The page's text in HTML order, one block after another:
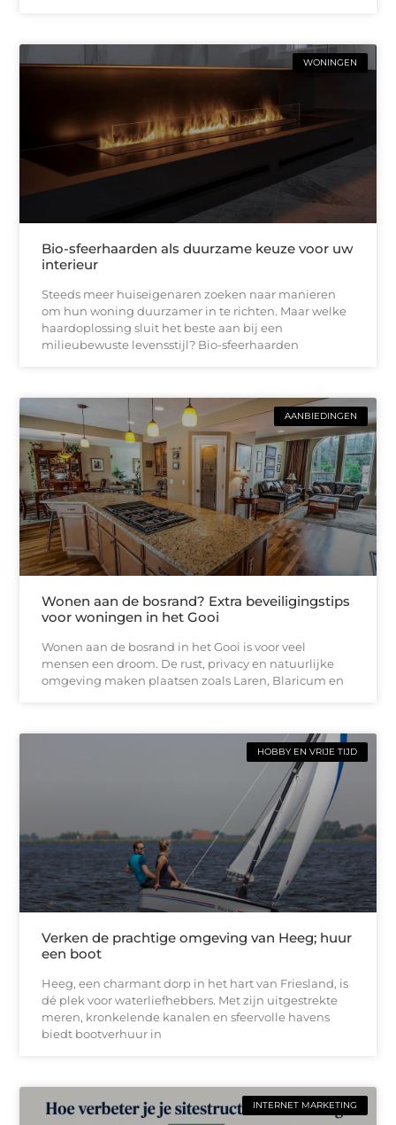
WONINGEN
Bio-sfeerhaarden als duurzame keuze voor uw
interieur
Steeds meer huiseigenaren zoeken naar manieren
om hun woning duurzamer in te richten. Maar welke
haardoplossing sluit het beste aan bij een
milieubewuste levensstijl? Bio-sfeerhaarden
AANBIEDINGEN
Wonen aan de bosrand? Extra beveiligingstips
voor woningen in het Gooi
Wonen aan de bosrand in het Gooi is voor veel
mensen een droom. De rust, privacy en natuurlijke
omgeving maken plaatsen zoals Laren, Blaricum en
HOBBY EN VRIJE TIJD
Verken de prachtige omgeving van Heeg; huur
een boot
Heeg, een charmant dorp in het hart van Friesland, is
dé plek voor waterliefhebbers. Met zijn uitgestrekte
meren, kronkelende kanalen en sfeervolle havens
biedt bootverhuur in
INTERNET MARKETING